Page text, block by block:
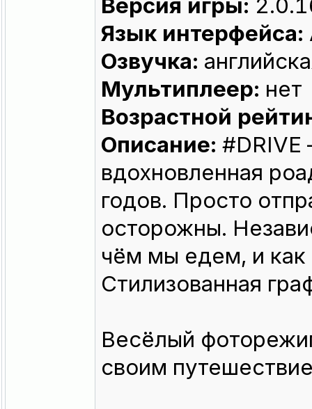
Версия игры:
Язык интерфейса:
Озвучка:
Мультиплеер: нет
Возрастной
Описание:
вдохновленная
годов. Просто
осторожны.
чём мы едем, и как
Стилизованная
Весёлый
своим